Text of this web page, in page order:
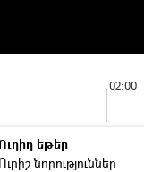
02:00
Ուղիղ եթեր
Ուրիշ նորություններ